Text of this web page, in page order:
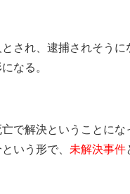
され、逮捕されそうに
なる。
で解決ということにな
いう形で、 未解決事件